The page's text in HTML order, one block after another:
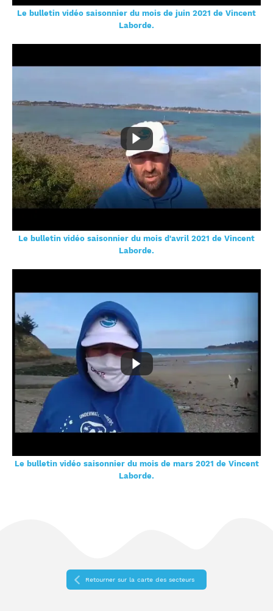
Le bulletin vidéo saisonnier du mois de juin 2021 de Vincent
Laborde.
Le bulletin vidéo saisonnier du mois d'avril 2021 de Vincent
Laborde.
Le bulletin vidéo saisonnier du mois de mars 2021 de Vincent
Laborde.
Retourner sur la carte des secteurs